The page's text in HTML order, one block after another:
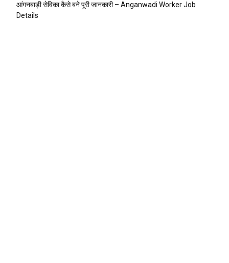
आंगनबाड़ी सेविका कैसे बने पूरी जानकारी – Anganwadi Worker Job
Details